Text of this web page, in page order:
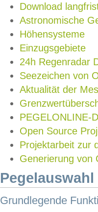
Download
Astronomische
Höhensysteme
Einzugsgebiete
24h Regenradar
Seezeichen von
Aktualität der
PEGELONLINE-
Open Source
Projektarbeit zur
Generierung von
Grundlegende